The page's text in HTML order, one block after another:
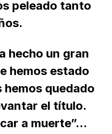
peleado tanto
hecho un gran
hemos estado
hemos quedado
el título.
a muerte”...